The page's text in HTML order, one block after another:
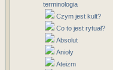
terminologia
Czym jest kult?
Co to jest rytuał?
Absolut
Anioły
Ateizm